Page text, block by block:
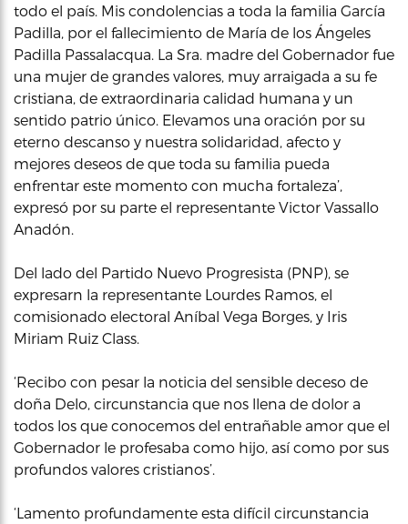
todo el país. Mis condolencias a toda la familia García
Padilla, por el fallecimiento de María de los Ángeles
Padilla Passalacqua. La Sra. madre del Gobernador fue
una mujer de grandes valores, muy arraigada a su fe
cristiana, de extraordinaria calidad humana y un
sentido patrio único. Elevamos una oración por su
eterno descanso y nuestra solidaridad, afecto y
mejores deseos de que toda su familia pueda
enfrentar este momento con mucha fortaleza’,
expresó por su parte el representante Victor Vassallo
Anadón.
Del lado del Partido Nuevo Progresista (PNP), se
expresarn la representante Lourdes Ramos, el
comisionado electoral Aníbal Vega Borges, y Iris
Miriam Ruiz Class.
‘Recibo con pesar la noticia del sensible deceso de
doña Delo, circunstancia que nos llena de dolor a
todos los que conocemos del entrañable amor que el
Gobernador le profesaba como hijo, así como por sus
profundos valores cristianos’.
‘Lamento profundamente esta difícil circunstancia